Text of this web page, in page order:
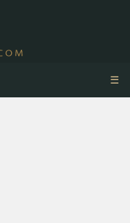
☰